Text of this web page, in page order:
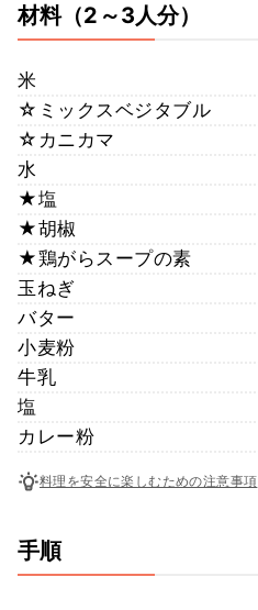
材料（2～3人分）
米
☆ミックスベジタブル
☆カニカマ
水
★塩
★胡椒
★鶏がらスープの素
玉ねぎ
バター
小麦粉
牛乳
塩
カレー粉
料理を安全に楽しむための注意事項
手順